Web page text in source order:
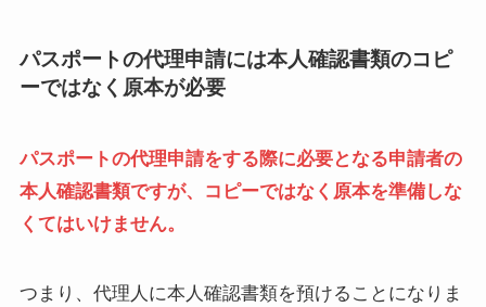
パスポートの代理申請には本人確認書類のコピ
ーではなく原本が必要
パスポートの代理申請をする際に必要となる申請者の
本人確認書類ですが、コピーではなく原本を準備しな
くてはいけません。
つまり、代理人に本人確認書類を預けることになりま